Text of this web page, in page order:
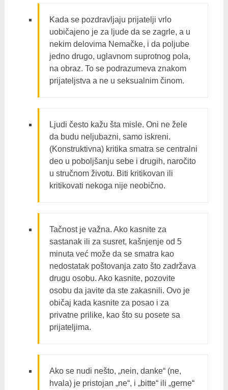
Kada se pozdravljaju prijatelji vrlo
uobičajeno je za ljude da se zagrle, a u
nekim delovima Nemačke, i da poljube
jedno drugo, uglavnom suprotnog pola,
na obraz. To se podrazumeva znakom
prijateljstva a ne u seksualnim činom.
Ljudi često kažu šta misle. Oni ne žele
da budu neljubazni, samo iskreni.
(Konstruktivna) kritika smatra se centralni
deo u poboljšanju sebe i drugih, naročito
u stručnom životu. Biti kritikovan ili
kritikovati nekoga nije neobično.
Tačnost je važna. Ako kasnite za
sastanak ili za susret, kašnjenje od 5
minuta već može da se smatra kao
nedostatak poštovanja zato što zadržаvа
drugu osobu. Ako kasnite, pozovite
osobu da javite da ste zakasnili. Ovo je
običaj kada kasnite za posao i za
privatne prilike, kao što su posete sa
prijateljima.
Ako se nudi nešto, „nein, danke“ (ne,
hvala) je pristojan „ne“, i „bitte“ ili „gerne​​“